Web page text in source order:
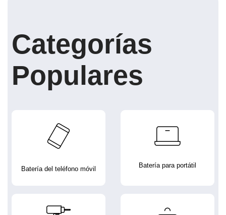
Categorías
Populares
Batería del teléfono móvil Batería para portátil